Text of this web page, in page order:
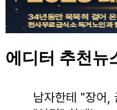
에디터 추천뉴